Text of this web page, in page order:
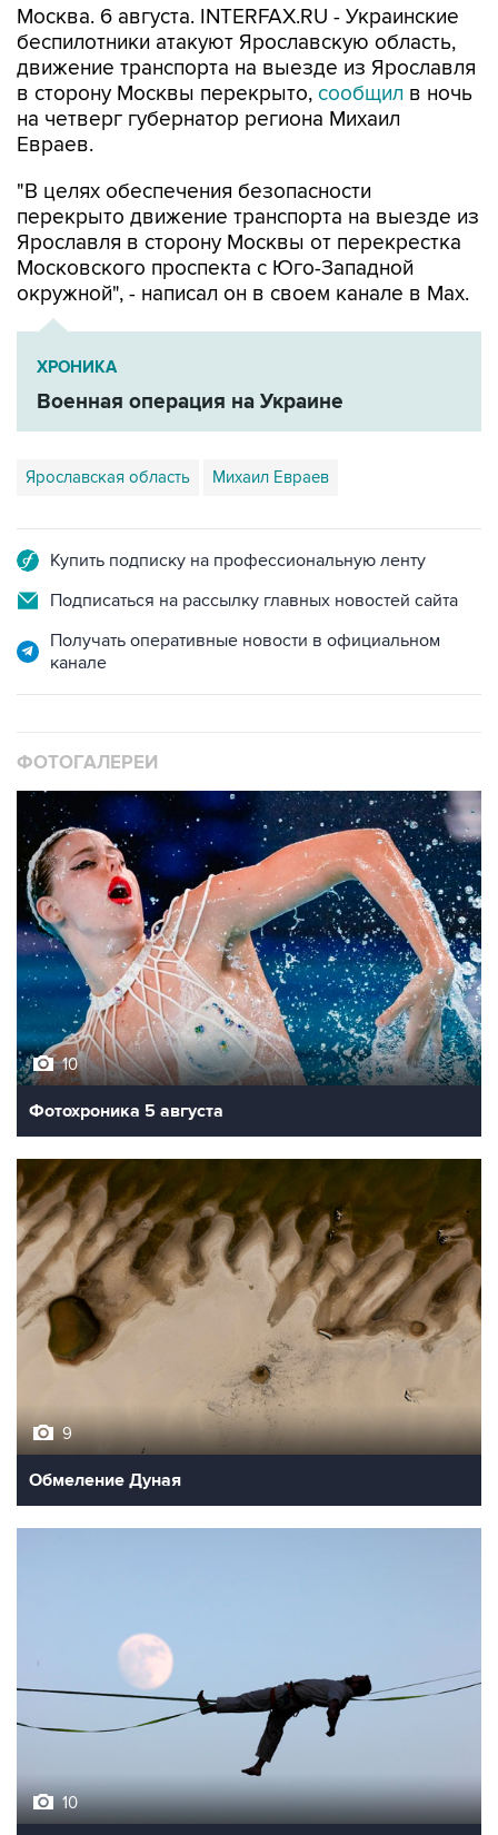
Москва. 6 августа. INTERFAX.RU - Украинские
беспилотники атакуют Ярославскую область,
движение транспорта на выезде из Ярославля
в сторону Москвы перекрыто, сообщил в ночь
на четверг губернатор региона Михаил
Евраев.
"В целях обеспечения безопасности
перекрыто движение транспорта на выезде из
Ярославля в сторону Москвы от перекрестка
Московского проспекта с Юго-Западной
окружной", - написал он в своем канале в Мах.
ХРОНИКА
Военная операция на Украине
Ярославская область Михаил Евраев
Купить подписку на профессиональную ленту
Подписаться на рассылку главных новостей сайта
Получать оперативные новости в официальном
канале
ФОТОГАЛЕРЕИ
10
Фотохроника 5 августа
9
Обмеление Дуная
10